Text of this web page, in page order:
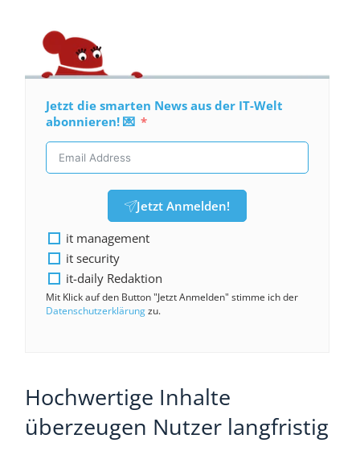
Jetzt die smarten News aus der IT-Welt
abonnieren! 💌
Jetzt Anmelden!
it management
it security
it-daily Redaktion
Mit Klick auf den Button "Jetzt Anmelden" stimme ich der
Datenschutzerklärungzu.
Hochwertige Inhalte
überzeugen Nutzer langfristig